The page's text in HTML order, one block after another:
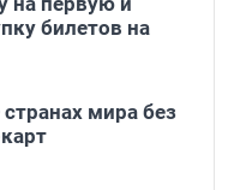
билетов на
мира без